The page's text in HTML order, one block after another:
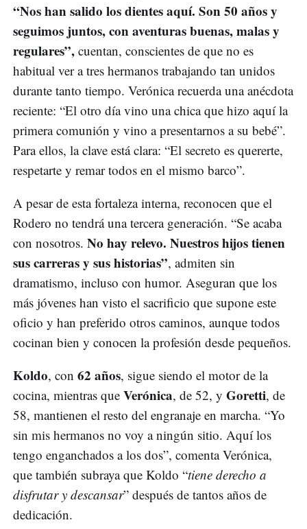
“Nos han salido los dientes aquí. Son 50 años y
seguimos juntos, con aventuras buenas, malas y
regulares”, cuentan, conscientes de que no es
habitual ver a tres hermanos trabajando tan unidos
durante tanto tiempo. Verónica recuerda una anécdota
reciente: “El otro día vino una chica que hizo aquí la
primera comunión y vino a presentarnos a su bebé”.
Para ellos, la clave está clara: “El secreto es quererte,
respetarte y remar todos en el mismo barco”.
A pesar de esta fortaleza interna, reconocen que el
Rodero no tendrá una tercera generación. “Se acaba
con nosotros. No hay relevo. Nuestros hijos tienen
sus carreras y sus historias”, admiten sin
dramatismo, incluso con humor. Aseguran que los
más jóvenes han visto el sacrificio que supone este
oficio y han preferido otros caminos, aunque todos
cocinan bien y conocen la profesión desde pequeños.
Koldo, con 62 años, sigue siendo el motor de la
cocina, mientras que Verónica, de 52, y Goretti, de
58, mantienen el resto del engranaje en marcha. “Yo
sin mis hermanos no voy a ningún sitio. Aquí los
tengo enganchados a los dos”, comenta Verónica,
que también subraya que Koldo “tiene derecho a
disfrutar y descansar” después de tantos años de
dedicación.